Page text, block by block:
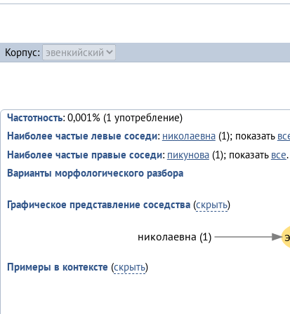
Корпус:
Частотность: 0,001% (1 употребление)
Наиболее частые левые соседи: николаевна(1); показать
Наиболее частые правые соседи: пикунова(1); показать все.
Варианты морфологического разбора
Графическое представление соседства(скрыть)
николаевна (1)
Примеры в контексте (скрыть)